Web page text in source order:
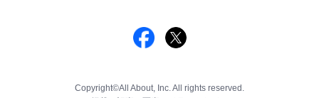
Copyright©All About, Inc. All rights reserved.